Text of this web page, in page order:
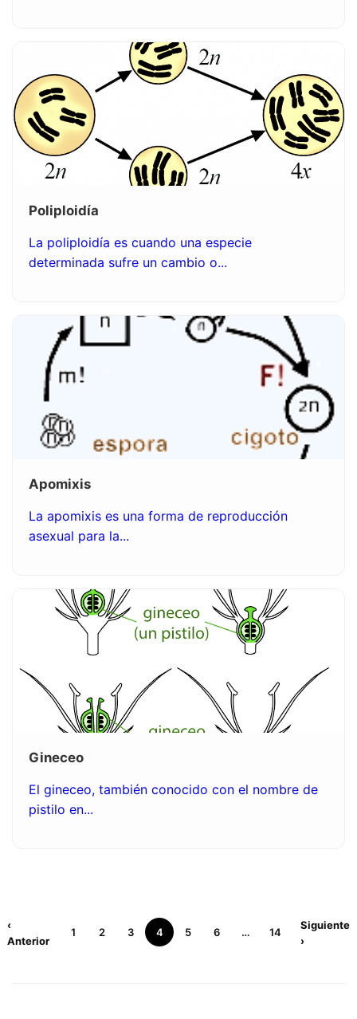
Poliploidía
La poliploidía es cuando una especie
determinada sufre un cambio o...
Apomixis
La apomixis es una forma de reproducción
asexual para la...
Gineceo
El gineceo, también conocido con el nombre de
pistilo en...
‹
Anterior
1 2 3 4 5 6 … 14
Siguiente
›